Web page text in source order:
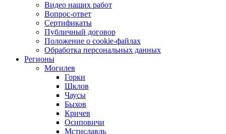
Видео наших работ
Вопрос-ответ
Сертификаты
Публичный договор
Положение о cookie-файлах
Обработка персональных данных
Регионы
Могилев
Горки
Шклов
Чаусы
Быхов
Кричев
Осиповичи
Мстиславль